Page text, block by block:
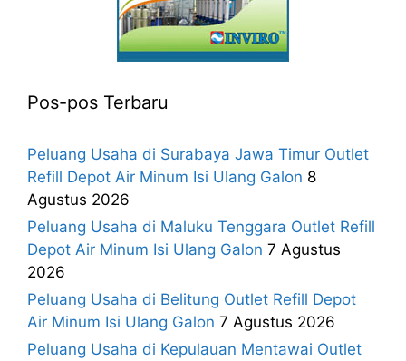
Pos-pos Terbaru
Peluang Usaha di Surabaya Jawa Timur Outlet
Refill Depot Air Minum Isi Ulang Galon 8
Agustus 2026
Peluang Usaha di Maluku Tenggara Outlet Refill
Depot Air Minum Isi Ulang Galon 7 Agustus
2026
Peluang Usaha di Belitung Outlet Refill Depot
Air Minum Isi Ulang Galon 7 Agustus 2026
Peluang Usaha di Kepulauan Mentawai Outlet